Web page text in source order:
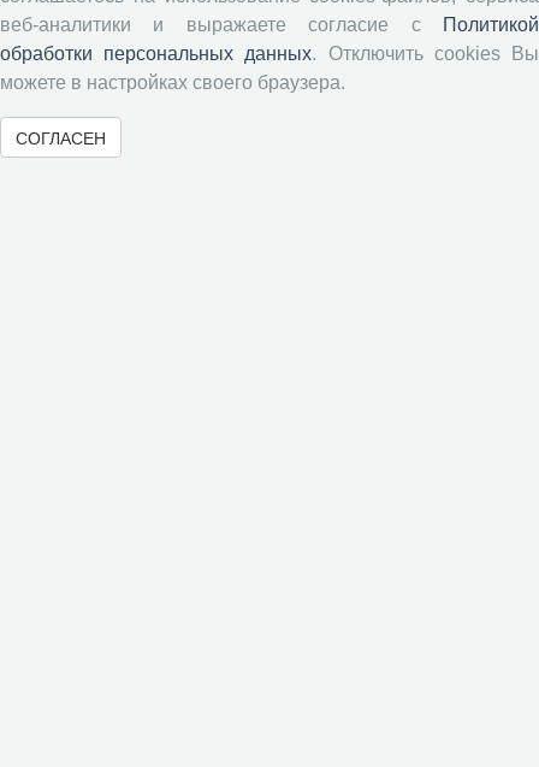
Согласие на обработку персональных данных
Авторские права
Рецензентам
веб-аналитики и выражаете согласие с
Политикой
обработки персональных данных. Отключить cookies Вы
можете в настройках своего браузера.
СОГЛАСЕН